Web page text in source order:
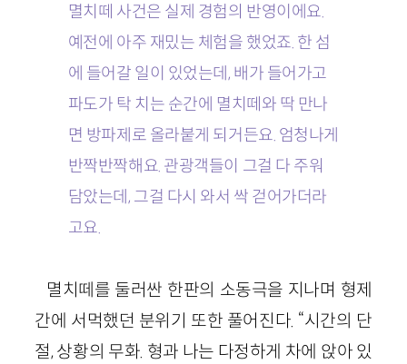
멸치떼 사건은 실제 경험의 반영이에요.
예전에 아주 재밌는 체험을 했었죠. 한 섬
에 들어갈 일이 있었는데, 배가 들어가고
파도가 탁 치는 순간에 멸치떼와 딱 만나
면 방파제로 올라붙게 되거든요. 엄청나게
반짝반짝해요. 관광객들이 그걸 다 주워
담았는데, 그걸 다시 와서 싹 걷어가더라
고요.
멸치떼를 둘러싼 한판의 소동극을 지나며 형제
간에 서먹했던 분위기 또한 풀어진다. “시간의 단
절, 상황의 무화. 형과 나는 다정하게 차에 앉아 있